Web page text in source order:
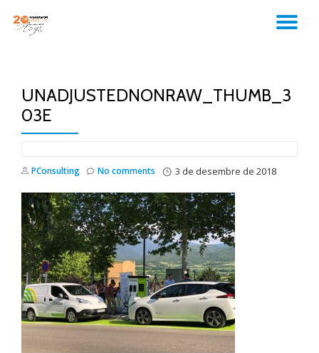
UNADJUSTEDNONRAW_THUMB_3
03E
PConsulting 3 de desembre de 2018
No comments